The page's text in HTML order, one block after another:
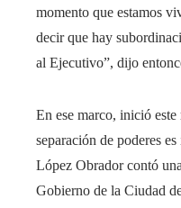
momento que estamos
decir que hay
al Ejecutivo”, dijo
En ese marco, inició
separación de poderes
López Obrador contó
Gobierno de la Ciudad